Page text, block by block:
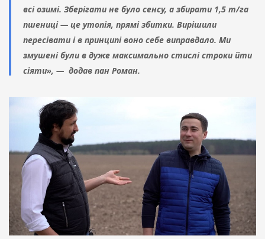
всі озимі. Зберігати не було сенсу, а збирати 1,5 т/га
пшениці — це утопія, прямі збитки. Вирішили
пересівати і в принципі воно себе виправдало. Ми
змушені були в дуже максимально стислі строки йти
сіяти», — додав пан Роман.